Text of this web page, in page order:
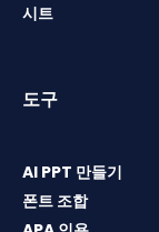
시트
도구
AI PPT 만들기
폰트 조합